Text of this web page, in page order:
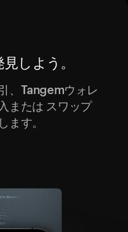
しよう。
、Tangemウォレ
または スワップ
ます。